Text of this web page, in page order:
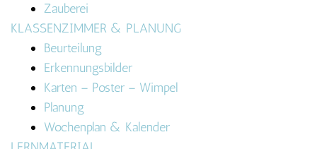
Zauberei
KLASSENZIMMER & PLANUNG
Beurteilung
Erkennungsbilder
Karten – Poster – Wimpel
Planung
Wochenplan & Kalender